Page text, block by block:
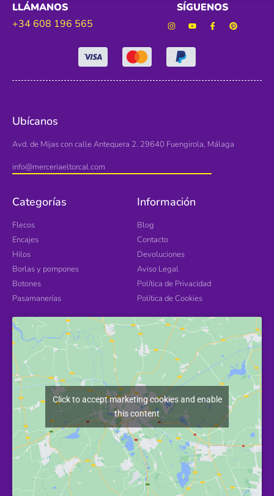
LLÁMANOS
+34 608 196 565
SÍGUENOS
Ubícanos
Avd. de Mijas con calle Antequera 2. 29640 Fuengirola, Málaga
info@merceriaeltorcal.com
Categorías
Flecos
Encajes
Hilos
Borlas y pompones
Botones
Pasamanerías
Información
Blog
Contacto
Devoluciones
Aviso Legal
Política de Privacidad
Política de Cookies
Click to accept marketing cookies and enable
this content